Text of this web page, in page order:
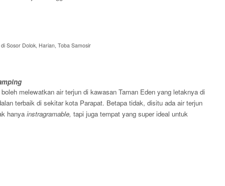
Sosor Dolok, Harian, Toba Samosir
melewatkan air terjun di kawasan Taman Eden yang letaknya di
terbaik di sekitar kota Parapat. Betapa tidak, disitu ada air terjun
hanya instragramable, tapi juga tempat yang super ideal untuk